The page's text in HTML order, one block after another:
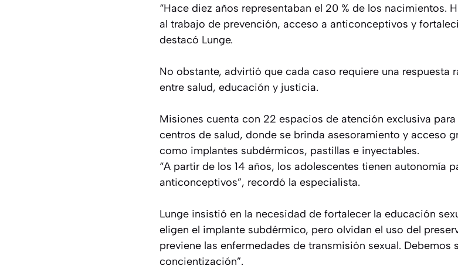
“Hace diez años representaban el 20 % de los nacimientos.
al trabajo de prevención, acceso a anticonceptivos y
destacó Lunge.
No obstante, advirtió que cada caso requiere una respuesta
entre salud, educación y justicia.
Misiones cuenta con 22 espacios de atención exclusiva
centros de salud, donde se brinda asesoramiento y acceso
como implantes subdérmicos, pastillas e inyectables.
“A partir de los 14 años, los adolescentes tienen autonomía
anticonceptivos”, recordó la especialista.
Lunge insistió en la necesidad de fortalecer la educación
eligen el implante subdérmico, pero olvidan el uso del
previene las enfermedades de transmisión sexual. Debemos
concientización”.